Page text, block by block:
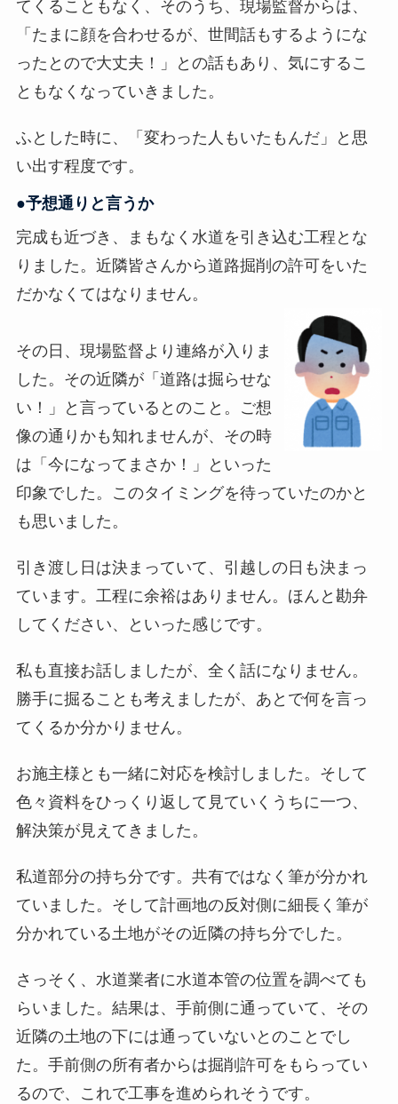
てくることもなく、そのうち、現場監督からは、
「たまに顔を合わせるが、世間話もするようにな
ったとので大丈夫！」との話もあり、気にするこ
ともなくなっていきました。
ふとした時に、「変わった人もいたもんだ」と思
い出す程度です。
●予想通りと言うか
完成も近づき、まもなく水道を引き込む工程とな
りました。近隣皆さんから道路掘削の許可をいた
だかなくてはなりません。
その日、現場監督より連絡が入りま
した。その近隣が「道路は掘らせな
い！」と言っているとのこと。ご想
像の通りかも知れませんが、その時
は「今になってまさか！」といった
印象でした。このタイミングを待っていたのかと
も思いました。
引き渡し日は決まっていて、引越しの日も決まっ
ています。工程に余裕はありません。ほんと勘弁
してください、といった感じです。
私も直接お話しましたが、全く話になりません。
勝手に掘ることも考えましたが、あとで何を言っ
てくるか分かりません。
お施主様とも一緒に対応を検討しました。そして
色々資料をひっくり返して見ていくうちに一つ、
解決策が見えてきました。
私道部分の持ち分です。共有ではなく筆が分かれ
ていました。そして計画地の反対側に細長く筆が
分かれている土地がその近隣の持ち分でした。
さっそく、水道業者に水道本管の位置を調べても
らいました。結果は、手前側に通っていて、その
近隣の土地の下には通っていないとのことでし
た。手前側の所有者からは掘削許可をもらってい
るので、これで工事を進められそうです。